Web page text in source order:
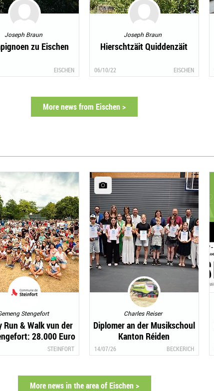
Joseph Braun
zu Eischen
EISCHEN
Joseph Braun
Hierschtzäit Quiddenzäit
06/10/22 EISCHEN
More news from Eischen >
Stengefort
Run & Walk vun der
28.000 Euro
krank KannerSTEINFORT
Charles Reiser
Diplomer an der Musikschoul
Kanton Réiden
14/07/26 BECKERICH
More news in the area of Eischen >